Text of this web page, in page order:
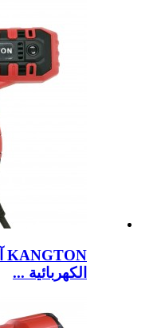
الكهربائية ...